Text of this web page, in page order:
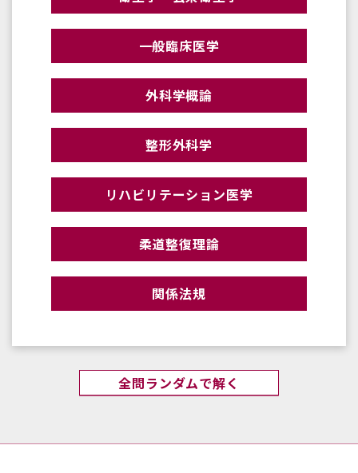
一般臨床医学
外科学概論
整形外科学
リハビリテーション医学
柔道整復理論
関係法規
全問ランダムで解く